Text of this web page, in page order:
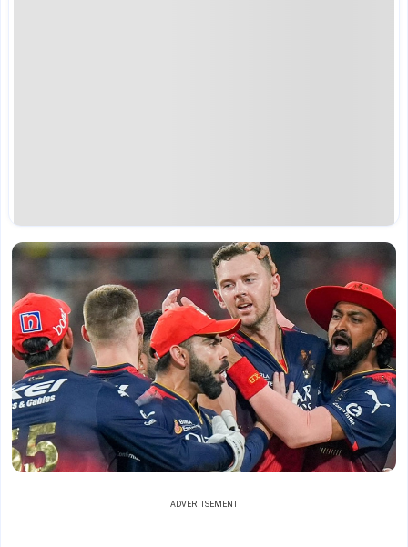
ADVERTISEMENT